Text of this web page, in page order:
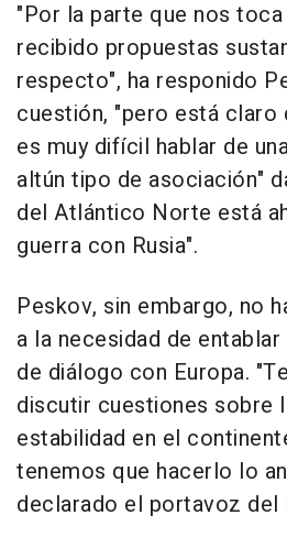
"Por la parte que nos
recibido propuestas
respecto", ha responido
cuestión, "pero está claro
es muy difícil hablar de
altún tipo de asociación"
del Atlántico Norte está
guerra con Rusia".
Peskov, sin embargo, no
a la necesidad de
de diálogo con Europa.
discutir cuestiones sobre
estabilidad en el
tenemos que hacerlo lo
declarado el portavoz del